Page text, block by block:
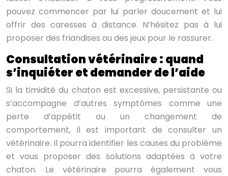
pouvez commencer par lui parler doucement et lui
offrir des caresses à distance. N’hésitez pas à lui
proposer des friandises ou des jeux pour le rassurer.
Consultation vétérinaire : quand
s’inquiéter et demander de l’aide
Si la timidité du chaton est excessive, persistante ou
s’accompagne d’autres symptômes comme une
perte d’appétit ou un changement de
comportement, il est important de consulter un
vétérinaire. Il pourra identifier les causes du problème
et vous proposer des solutions adaptées à votre
chaton. Le vétérinaire pourra également vous